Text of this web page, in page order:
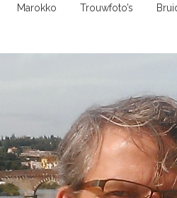
Marokko Trouwfoto’s